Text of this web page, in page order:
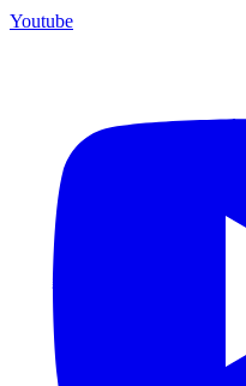
Youtube